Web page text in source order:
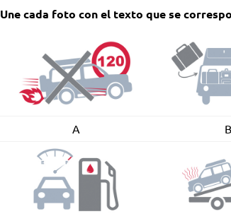
Une cada foto con el texto que se
A B